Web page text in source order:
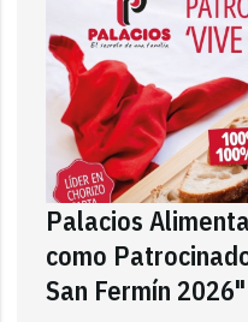
Palacios
como
San Fermín 2026"